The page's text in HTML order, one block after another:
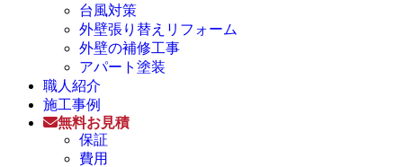
台風対策
外壁張り替えリフォーム
外壁の補修工事
アパート塗装
職人紹介
施工事例
無料お見積
保証
費用